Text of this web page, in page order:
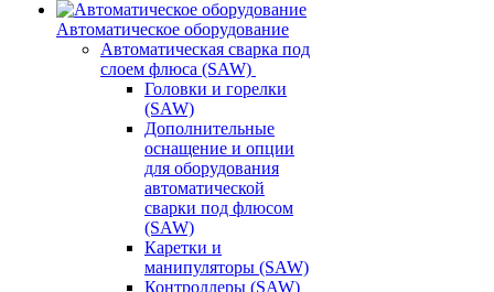
Автоматическое оборудование
Автоматическая сварка под
слоем флюса (SAW)
Головки и горелки
(SAW)
Дополнительные
оснащение и опции
для оборудования
автоматической
сварки под флюсом
(SAW)
Каретки и
манипуляторы (SAW)
Контроллеры (SAW)